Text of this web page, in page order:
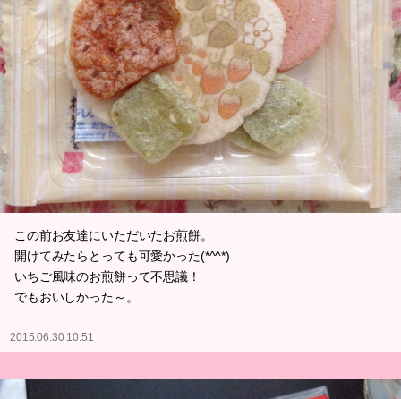
この前お友達にいただいたお煎餅。
開けてみたらとっても可愛かった(*^^*)
いちご風味のお煎餅って不思議！
でもおいしかった～。
2015.06.30 10:51